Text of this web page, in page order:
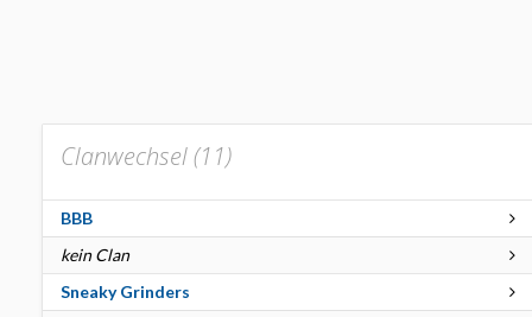
Clanwechsel (11)
BBB
kein Clan
Sneaky Grinders